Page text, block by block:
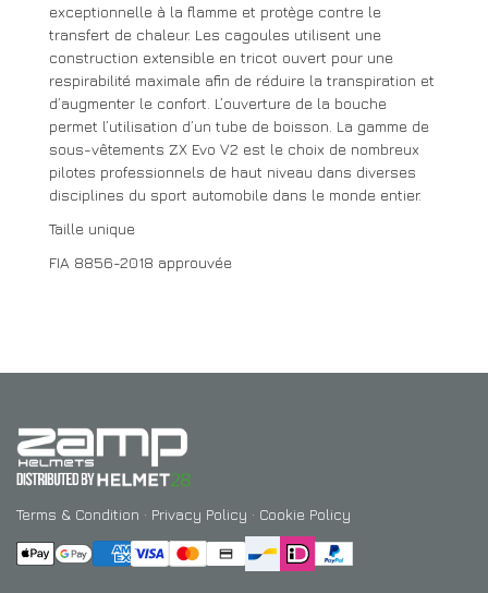
exceptionnelle à la flamme et protège contre le
transfert de chaleur. Les cagoules utilisent une
construction extensible en tricot ouvert pour une
respirabilité maximale afin de réduire la transpiration et
d’augmenter le confort. L’ouverture de la bouche
permet l’utilisation d’un tube de boisson. La gamme de
sous-vêtements ZX Evo V2 est le choix de nombreux
pilotes professionnels de haut niveau dans diverses
disciplines du sport automobile dans le monde entier.
Taille unique
FIA 8856-2018 approuvée
Terms & Condition · Privacy Policy · Cookie Policy